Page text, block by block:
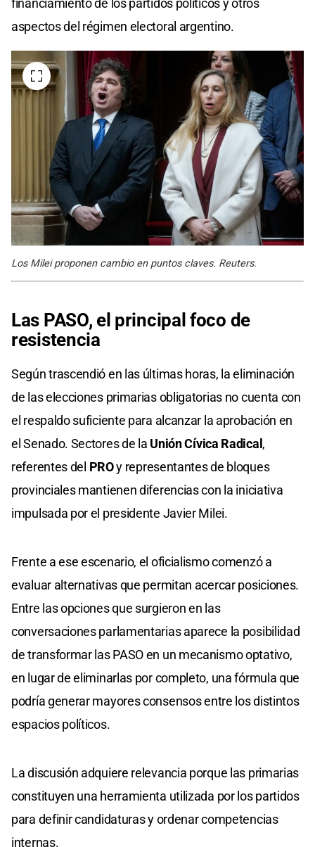
aspectos del régimen electoral argentino.
Los Milei proponen cambio en puntos claves. Reuters.
Las PASO, el principal foco de
resistencia
Según trascendió en las últimas horas, la eliminación
de las elecciones primarias obligatorias no cuenta con
el respaldo suficiente para alcanzar la aprobación en
el Senado. Sectores de la Unión Cívica Radical,
referentes del PROy representantes de bloques
provinciales mantienen diferencias con la iniciativa
impulsada por el presidente Javier Milei.
Frente a ese escenario, el oficialismo comenzó a
evaluar alternativas que permitan acercar posiciones.
Entre las opciones que surgieron en las
conversaciones parlamentarias aparece la posibilidad
de transformar las PASO en un mecanismo optativo,
en lugar de eliminarlas por completo, una fórmula que
podría generar mayores consensos entre los distintos
espacios políticos.
La discusión adquiere relevancia porque las primarias
constituyen una herramienta utilizada por los partidos
para definir candidaturas y ordenar competencias
internas.